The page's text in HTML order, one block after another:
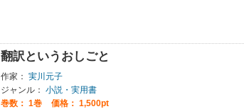
翻訳というおしごと
作家： 実川元子
ジャンル： 小説・実用書
巻数： 1巻
価格： 1,500pt